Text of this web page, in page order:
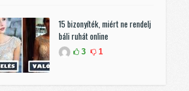
15 bizonyíték, miért ne rendelj
báli ruhát online
3 1